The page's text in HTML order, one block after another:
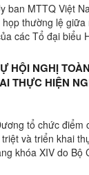
ban MTTQ Việt
thường lệ
các Tổ đại biểu
HỘI NGHỊ
THỰC HIỆN
ƯƠNG ĐẢNG
tổ chức điểm
và triển khai
khóa XIV do Bộ